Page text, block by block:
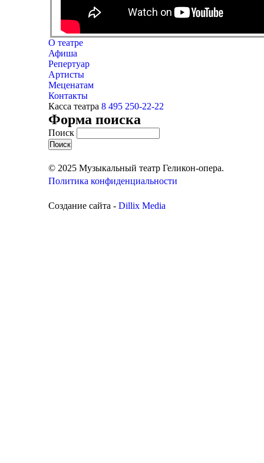
О театре
Афиша
Репертуар
Артисты
Меценатам
Контакты
Касса театра 8 495 250-22-22
Форма поиска
Поиск
© 2025 Музыкальный театр Геликон-опера.
Политика конфиденциальности
Создание сайта - Dillix Media